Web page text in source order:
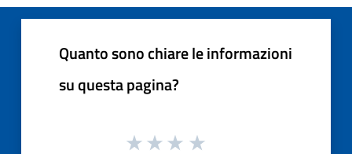
Quanto sono chiare le informazioni
su questa pagina?